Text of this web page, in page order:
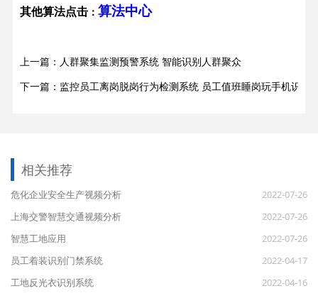
其他算法点击： 算法中心
上一篇：人群聚集监测预警系统 智能识别人群聚众
下一篇：监控员工离岗脱岗行为检测系统 员工值班睡岗玩手机识别
相关推荐
危化企业安全生产视频分析
2022-07-26
上海交警智慧交通视频分析
2022-07-26
智慧工地应用
2022-07-26
员工着装识别门禁系统
2022-04-17
工地反光衣识别系统
2022-04-16